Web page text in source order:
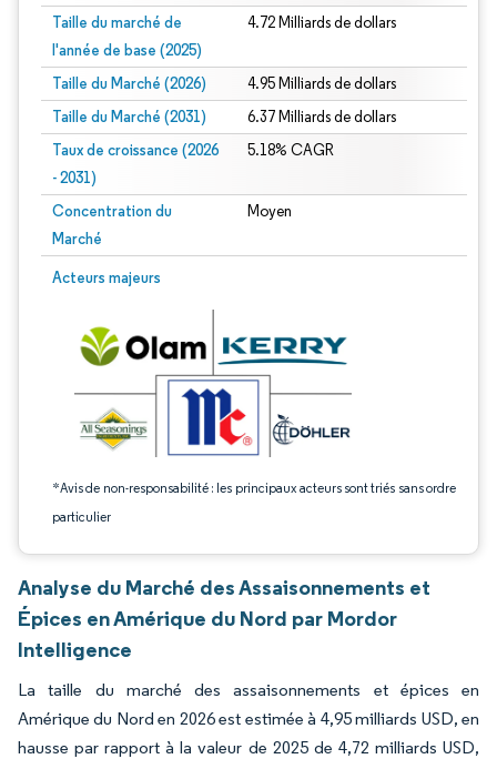
Taille du marché de
l'année de base (2025)
4.72 Milliards de dollars
Taille du Marché (2026) 4.95 Milliards de dollars
Taille du Marché (2031) 6.37 Milliards de dollars
Taux de croissance (2026
- 2031)
5.18% CAGR
Concentration du
Marché
Moyen
Acteurs majeurs
*Avis de non-responsabilité : les principaux acteurs sont triés sans ordre
particulier
Image © Mordor Intelligence. La réutilisation nécessite une attribution sous CC
Analyse du Marché des Assaisonnements et
Épices en Amérique du Nord par Mordor
Intelligence
La taille du marché des assaisonnements et épices en
Amérique du Nord en 2026 est estimée à 4,95 milliards USD, en
hausse par rapport à la valeur de 2025 de 4,72 milliards USD,